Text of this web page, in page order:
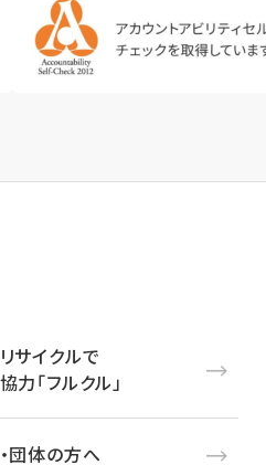
サイクルで
力「フルクル」
団体の方へ